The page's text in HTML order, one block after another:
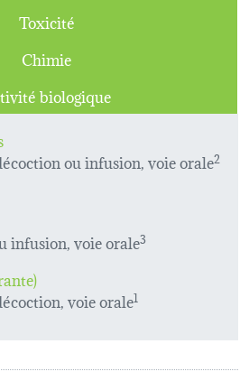
Toxicité
Chimie
biologique
ou infusion, voie orale2
infusion, voie orale3
voie orale1